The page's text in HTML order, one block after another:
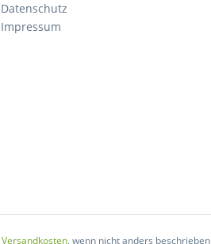
Datenschutz
Impressum
Versandkosten, wenn nicht anders beschrieben